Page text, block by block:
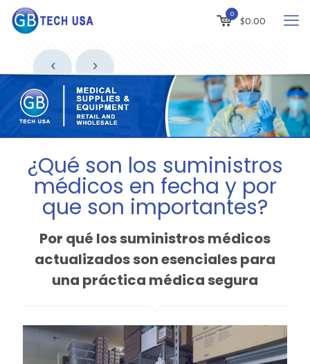
0
$0.00
¿Qué son los suministros
médicos en fecha y por
que son importantes?
Por qué los suministros médicos
actualizados son esenciales para
una práctica médica segura